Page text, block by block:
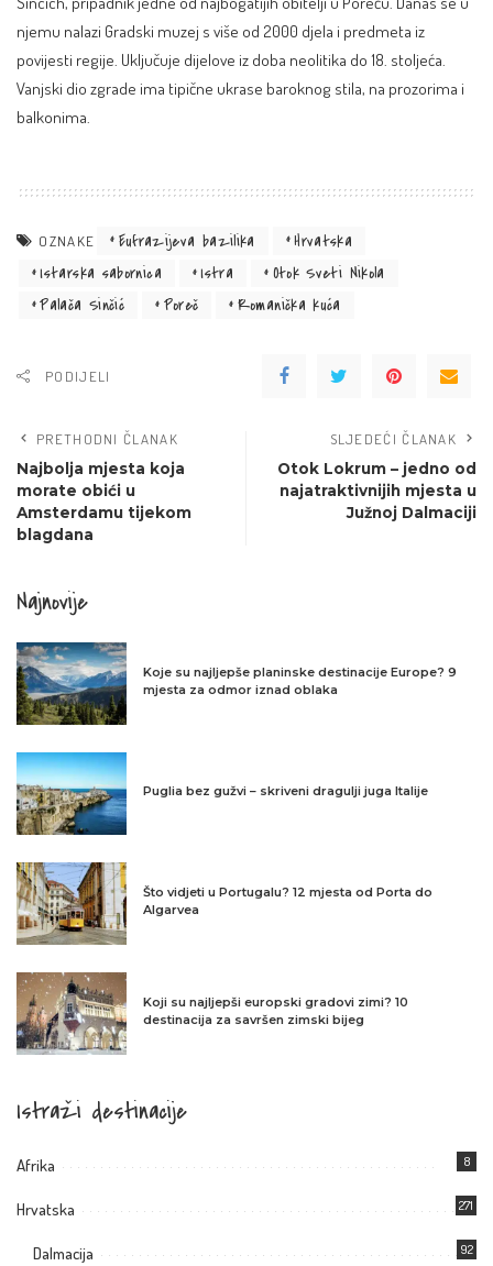
njemu nalazi Gradski muzej s više od 2000 djela i predmeta iz
povijesti regije. Uključuje dijelove iz doba neolitika do 18. stoljeća.
Vanjski dio zgrade ima tipične ukrase baroknog stila, na prozorima i
balkonima.
OZNAKE Eufrazijeva bazilika
Hrvatska
Istarska sabornica
Istra
Otok Sveti Nikola
Palača Sinčić
Poreč Romanička kuća
PODIJELI
PRETHODNI ČLANAK
Najbolja mjesta koja
morate obići u
Amsterdamu tijekom
blagdana
SLJEDEĆI ČLANAK
Otok Lokrum – jedno od
najatraktivnijih mjesta u
Južnoj Dalmaciji
Najnovije
Koje su najljepše planinske destinacije Europe? 9
mjesta za odmor iznad oblaka
Puglia bez gužvi – skriveni dragulji juga Italije
Što vidjeti u Portugalu? 12 mjesta od Porta do
Algarvea
Koji su najljepši europski gradovi zimi? 10
destinacija za savršen zimski bijeg
Istraži destinacije
Afrika 8
Hrvatska 271
Dalmacija 92